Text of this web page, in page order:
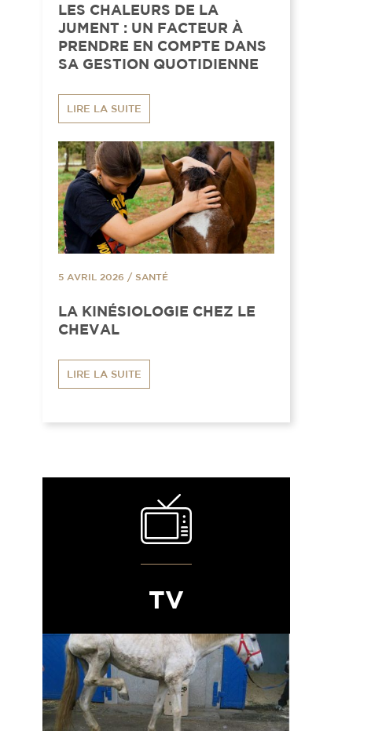
LES CHALEURS DE LA
JUMENT : UN FACTEUR À
PRENDRE EN COMPTE DANS
SA GESTION QUOTIDIENNE
LIRE LA SUITE
5 AVRIL 2026 / SANTÉ
LA KINÉSIOLOGIE CHEZ LE
CHEVAL
LIRE LA SUITE
TV